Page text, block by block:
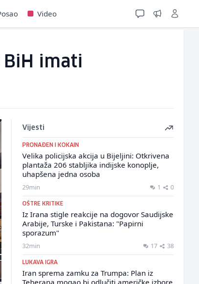
Video
BiH imati
Vijesti
PRONAĐEN I KOKAIN
Velika policijska akcija u Bijeljini: Otkrivena
plantaža 206 stabljika indijske konoplje,
uhapšena jedna osoba
29min 1 0
OŠTRE KRITIKE
Iz Irana stigle reakcije na dogovor Saudijske
Arabije, Turske i Pakistana: "Papirni
sporazum"
32min 17 38
LUKAVA IGRA
Iran sprema zamku za Trumpa: Plan iz
Teherana mogao bi odlučiti američke izbore